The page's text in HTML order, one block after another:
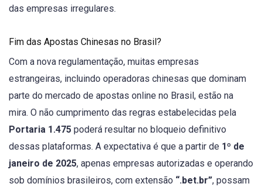
das empresas irregulares.
Fim das Apostas Chinesas no Brasil?
Com a nova regulamentação, muitas empresas
estrangeiras, incluindo operadoras chinesas que dominam
parte do mercado de apostas online no Brasil, estão na
mira. O não cumprimento das regras estabelecidas pela
Portaria 1.475 poderá resultar no bloqueio definitivo
dessas plataformas. A expectativa é que a partir de 1º de
janeiro de 2025, apenas empresas autorizadas e operando
sob domínios brasileiros, com extensão “.bet.br”, possam